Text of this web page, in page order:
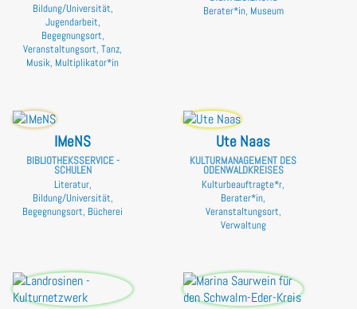
Bildung/Universität,
Jugendarbeit,
Begegnungsort,
Veranstaltungsort, Tanz,
Musik, Multiplikator*in
Berater*in, Museum
IMeNS
BIBLIOTHEKSSERVICE -
SCHULEN
Literatur,
Bildung/Universität,
Begegnungsort, Bücherei
Ute Naas
KULTURMANAGEMENT DES
ODENWALDKREISES
Kulturbeauftragte*r,
Berater*in,
Veranstaltungsort,
Verwaltung